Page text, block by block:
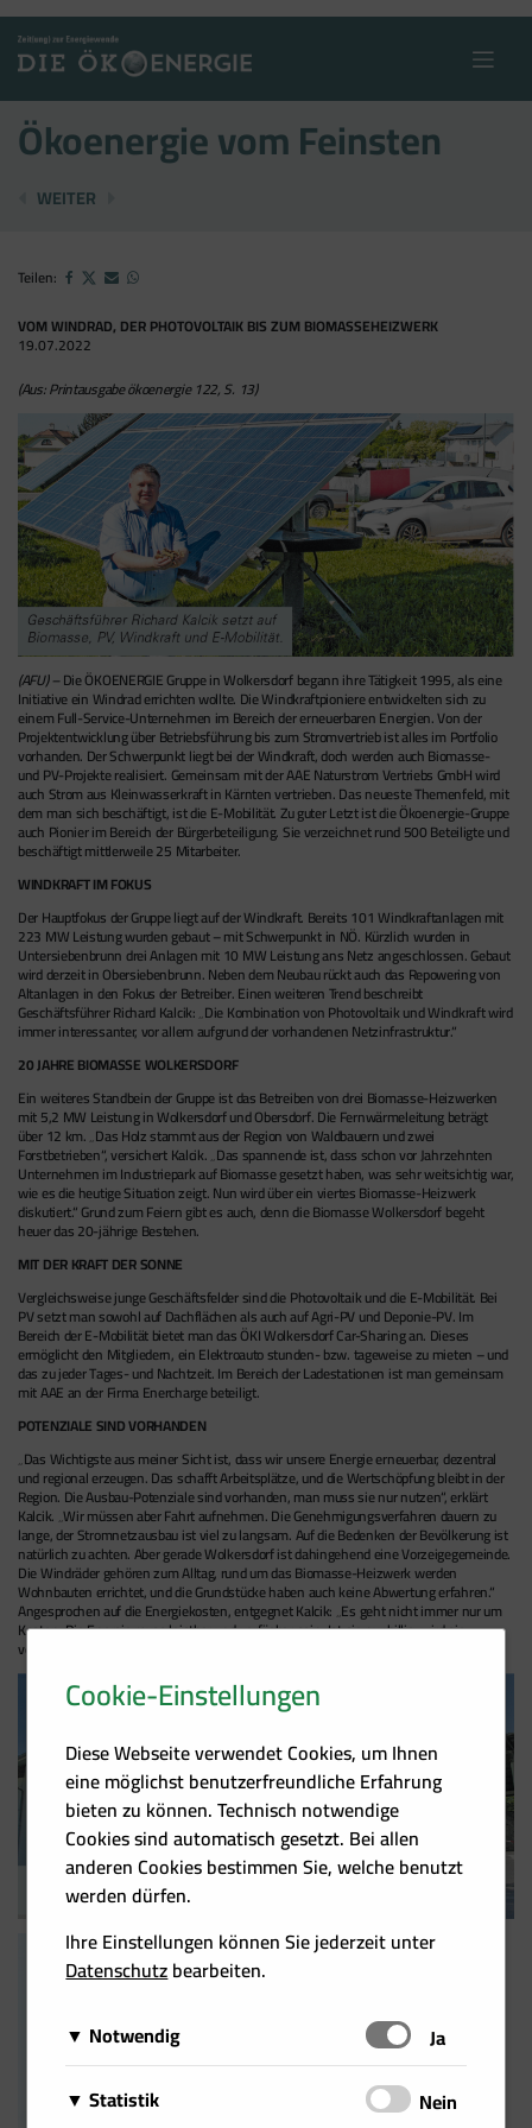
content
Ökoenergie vom Feinsten
JEDER WILL WEG VON ÖL UND GAS
WEITER
Teilen:
VOM WINDRAD, DER PHOTOVOLTAIK BIS ZUM BIOMASSEHEIZWERK
19.07.2022
(Aus: Printausgabe ökoenergie 122, S. 13)
(AFU) –Die ÖKOENERGIE Gruppe in Wolkersdorf begann ihre Tätigkeit 1995, als eine
Initiative ein Windrad errichten wollte. Die Windkraftpioniere entwickelten sich zu
einem Full-Service-Unternehmen im Bereich der erneuerbaren Energien. Von der
Projektentwicklung über Betriebsführung bis zum Stromvertrieb ist alles im Portfolio
vorhanden. Der Schwerpunkt liegt bei der Windkraft, doch werden auch Biomasse-
und PV-Projekte realisiert. Gemeinsam mit der AAE Naturstrom Vertriebs GmbH wird
auch Strom aus Kleinwasserkraft in Kärnten vertrieben. Das neueste Themenfeld, mit
dem man sich beschäftigt, ist die E-Mobilität. Zu guter Letzt ist die Ökoenergie-Gruppe
auch Pionier im Bereich der Bürgerbeteiligung. Sie verzeichnet rund 500 Beteiligte und
beschäftigt mittlerweile 25 Mitarbeiter.
WINDKRAFT IM FOKUS
Der Hauptfokus der Gruppe liegt auf der Windkraft. Bereits 101 Windkraftanlagen mit
223 MW Leistung wurden gebaut – mit Schwerpunkt in NÖ. Kürzlich wurden in
Untersiebenbrunn drei Anlagen mit 10 MW Leistung ans Netz angeschlossen. Gebaut
wird derzeit in Obersiebenbrunn. Neben dem Neubau rückt auch das Repowering von
Altanlagen in den Fokus der Betreiber. Einen weiteren Trend beschreibt
Geschäftsführer Richard Kalcik: „Die Kombination von Photovoltaik und Windkraft wird
immer interessanter, vor allem aufgrund der vorhandenen Netzinfrastruktur.“
20 JAHRE BIOMASSE WOLKERSDORF
Ein weiteres Standbein der Gruppe ist das Betreiben von drei Biomasse-Heizwerken
mit 5,2 MW Leistung in Wolkersdorf und Obersdorf. Die Fernwärmeleitung beträgt
über 12 km. „Das Holz stammt aus der Region von Waldbauern und zwei
Forstbetrieben“, versichert Kalcik. „Das spannende ist, dass schon vor Jahrzehnten
Unternehmen im Industriepark auf Biomasse gesetzt haben, was sehr weitsichtig war,
wie es die heutige Situation zeigt. Nun wird über ein viertes Biomasse-Heizwerk
diskutiert.“ Grund zum Feiern gibt es auch, denn die Biomasse Wolkersdorf begeht
heuer das 20-jährige Bestehen.
MIT DER KRAFT DER SONNE
Vergleichsweise junge Geschäftsfelder sind die Photovoltaik und die E-Mobilität. Bei
PV setzt man sowohl auf Dachflächen als auch auf Agri-PV und Deponie-PV. Im
Bereich der E-Mobilität bietet man das ÖKI Wolkersdorf Car-Sharing an. Dieses
ermöglicht den Mitgliedern, ein Elektroauto stunden- bzw. tageweise zu mieten – und
das zu jeder Tages- und Nachtzeit. Im Bereich der Ladestationen ist man gemeinsam
mit AAE an der Firma Enercharge beteiligt.
POTENZIALE SIND VORHANDEN
„Das Wichtigste aus meiner Sicht ist, dass wir unsere Energie erneuerbar, dezentral
und regional erzeugen. Das schafft Arbeitsplätze, und die Wertschöpfung bleibt in der
Region. Die Ausbau-Potenziale sind vorhanden, man muss sie nur nutzen“, erklärt
Kalcik. „Wir müssen aber Fahrt aufnehmen. Die Genehmigungsverfahren dauern zu
lange, der Stromnetzausbau ist viel zu langsam. Auf die Bedenken der Bevölkerung ist
natürlich zu achten. Aber gerade Wolkersdorf ist dahingehend eine Vorzeigegemeinde.
Die Windräder gehören zum Alltag, rund um das Biomasse-Heizwerk werden
Wohnbauten errichtet, und die Grundstücke haben auch keine Abwertung erfahren.“
Angesprochen auf die Energiekosten, entgegnet Kalcik: „Es geht nicht immer nur um
Kosten. Die Energie muss leistbar und verfügbar sein. Ist sie nur billig, wird sie
verschwendet.“
Cookie-Einstellungen
Diese Webseite verwendet Cookies, um Ihnen
eine möglichst benutzerfreundliche Erfahrung
bieten zu können. Technisch notwendige
Cookies sind automatisch gesetzt. Bei allen
anderen Cookies bestimmen Sie, welche benutzt
werden dürfen.
Ihre Einstellungen können Sie jederzeit unter
Datenschutzbearbeiten.
Notwendig
Schalten
Ja
Diese Cookies sind für das Funktionieren der Website
erforderlich und können daher nicht deaktiviert
Matomo
Statistik SchaltenNein